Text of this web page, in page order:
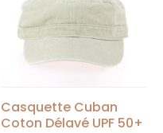
Casquette Cuban
Coton Délavé UPF 50+